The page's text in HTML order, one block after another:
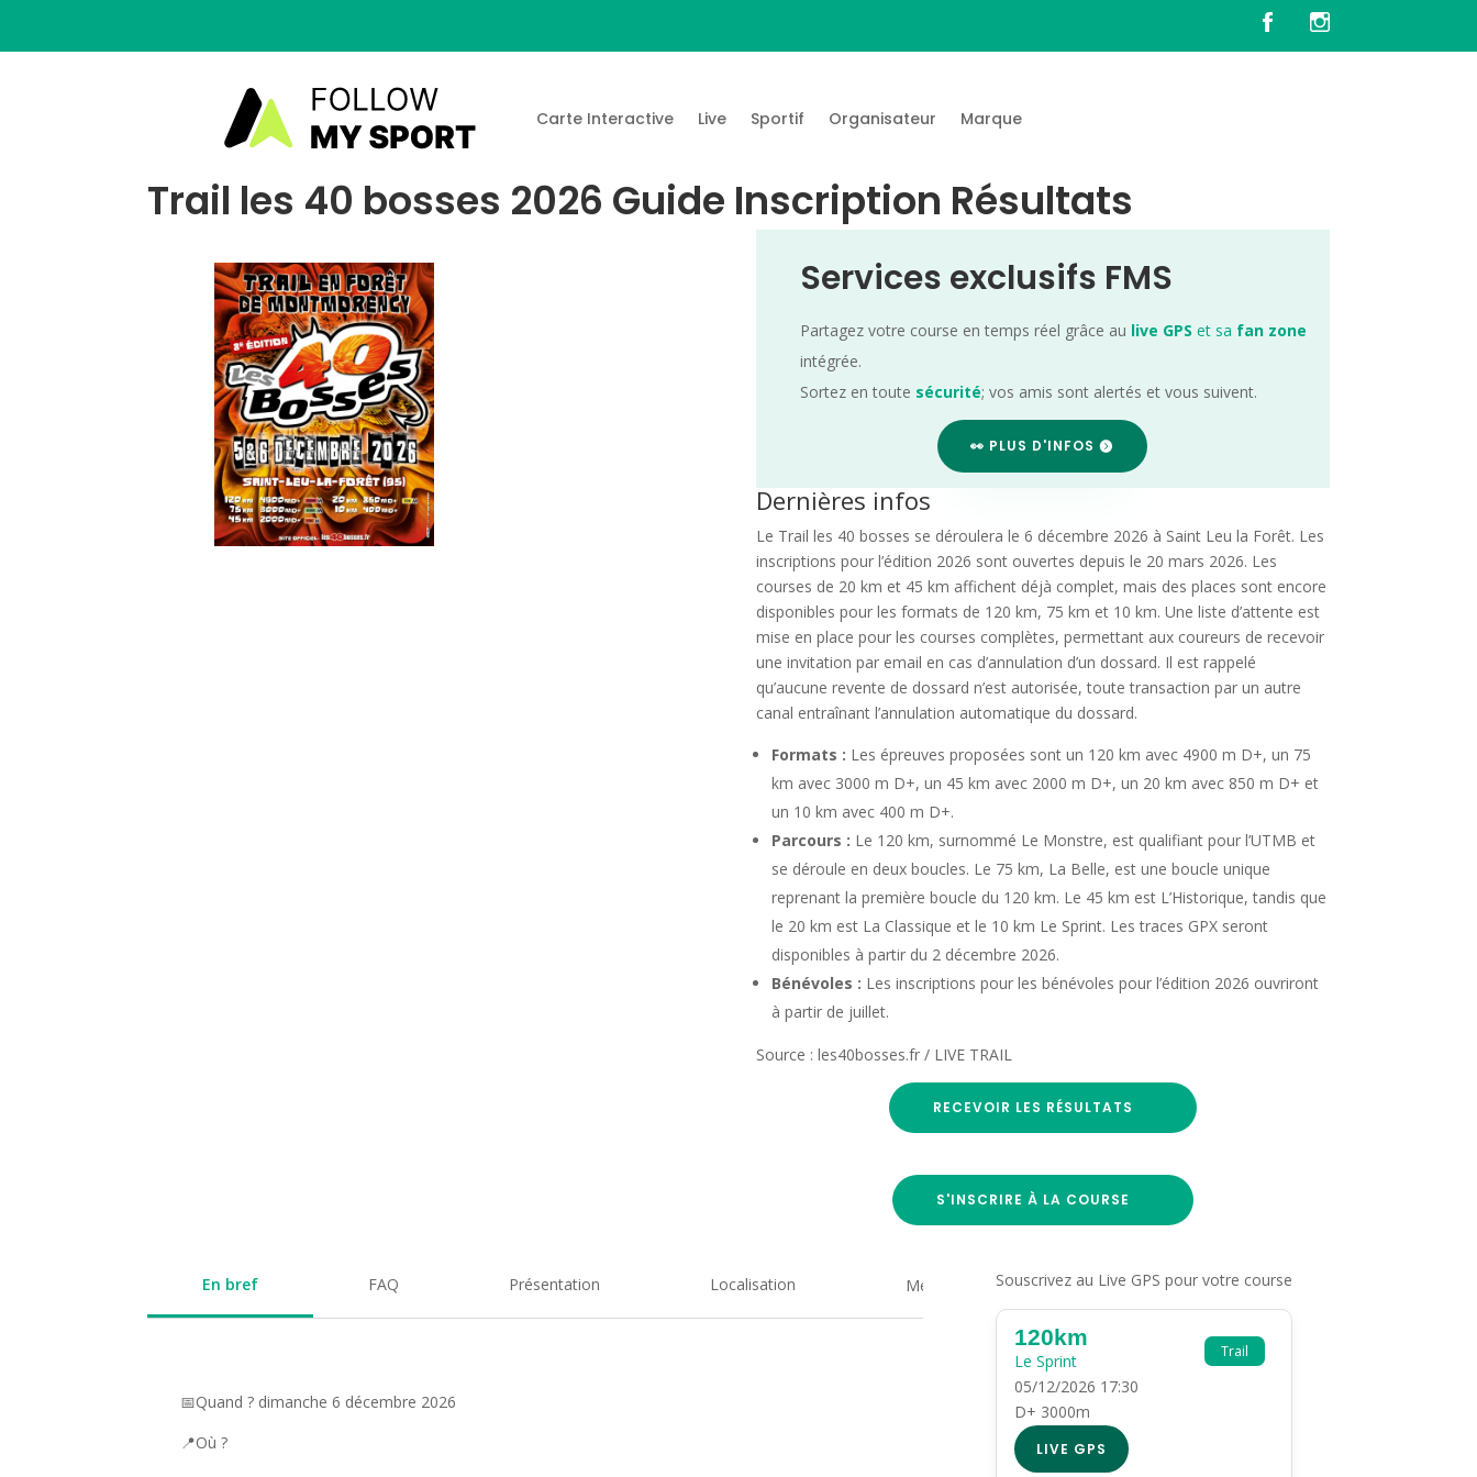
Carte Interactive Live Sportif Organisateur Marque
Trail les 40 bosses 2026 Guide Inscription Résultats
Services exclusifs FMS
Partagez votre course en temps réel grâce au live GPS et sa fan zone
intégrée.
Sortez en toute sécurité; vos amis sont alertés et vous suivent.
👀 PLUS D'INFOS
Dernières infos
Le Trail les 40 bosses se déroulera le 6 décembre 2026 à Saint Leu la Forêt. Les
inscriptions pour l’édition 2026 sont ouvertes depuis le 20 mars 2026. Les
courses de 20 km et 45 km affichent déjà complet, mais des places sont encore
disponibles pour les formats de 120 km, 75 km et 10 km. Une liste d’attente est
mise en place pour les courses complètes, permettant aux coureurs de recevoir
une invitation par email en cas d’annulation d’un dossard. Il est rappelé
qu’aucune revente de dossard n’est autorisée, toute transaction par un autre
canal entraînant l’annulation automatique du dossard.
Formats : Les épreuves proposées sont un 120 km avec 4900 m D+, un 75
km avec 3000 m D+, un 45 km avec 2000 m D+, un 20 km avec 850 m D+ et
un 10 km avec 400 m D+.
Parcours : Le 120 km, surnommé Le Monstre, est qualifiant pour l’UTMB et
se déroule en deux boucles. Le 75 km, La Belle, est une boucle unique
reprenant la première boucle du 120 km. Le 45 km est L’Historique, tandis que
le 20 km est La Classique et le 10 km Le Sprint. Les traces GPX seront
disponibles à partir du 2 décembre 2026.
Bénévoles : Les inscriptions pour les bénévoles pour l’édition 2026 ouvriront
à partir de juillet.
Source : les40bosses.fr / LIVE TRAIL
RECEVOIR LES RÉSULTATS
S'INSCRIRE À LA COURSE
En bref FAQ Présentation Localisation Medias
📅Quand ? dimanche 6 décembre 2026
📍Où ?
Souscrivez au Live GPS pour votre course
Trail
120km
Le Sprint
05/12/2026 17:30
D+ 3000m
LIVE GPS